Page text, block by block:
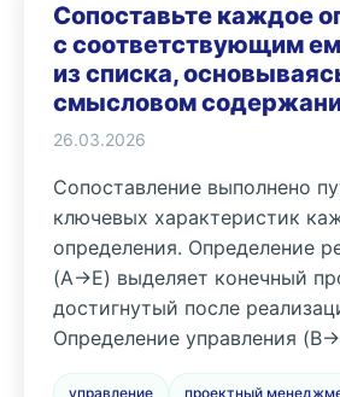
Сопоставьте каждое
с соответствующим
из списка,
смысловом
26.03.2026
Сопоставление выполнено
ключевых характеристик
определения. Определение
(A→E) выделяет конечный
достигнутый после
Определение управления
управление проектный